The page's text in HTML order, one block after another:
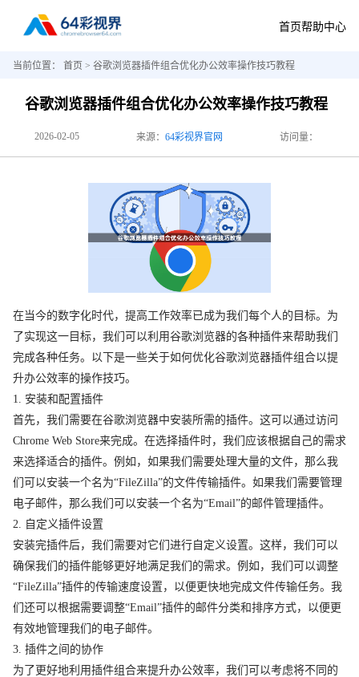
首页帮助中心
当前位置： 首页 > 谷歌浏览器插件组合优化办公效率操作技巧教程
谷歌浏览器插件组合优化办公效率操作技巧教程
2026-02-05 来源： 64彩视界官网 访问量：
在当今的数字化时代，提高工作效率已成为我们每个人的目标。为
了实现这一目标，我们可以利用谷歌浏览器的各种插件来帮助我们
完成各种任务。以下是一些关于如何优化谷歌浏览器插件组合以提
升办公效率的操作技巧。
1. 安装和配置插件
首先，我们需要在谷歌浏览器中安装所需的插件。这可以通过访问
Chrome Web Store来完成。在选择插件时，我们应该根据自己的需求
来选择适合的插件。例如，如果我们需要处理大量的文件，那么我
们可以安装一个名为“FileZilla”的文件传输插件。如果我们需要管理
电子邮件，那么我们可以安装一个名为“Email”的邮件管理插件。
2. 自定义插件设置
安装完插件后，我们需要对它们进行自定义设置。这样，我们可以
确保我们的插件能够更好地满足我们的需求。例如，我们可以调整
“FileZilla”插件的传输速度设置，以便更快地完成文件传输任务。我
们还可以根据需要调整“Email”插件的邮件分类和排序方式，以便更
有效地管理我们的电子邮件。
3. 插件之间的协作
为了更好地利用插件组合来提升办公效率，我们可以考虑将不同的